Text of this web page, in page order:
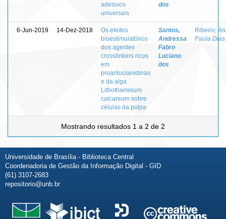
adesivos
universais
dos
6-Jun-2019 14-Dez-2018
Os efeitos
bioestimulatórios
dos agentes
crosslinkers ricos
em
proantocianidinas
e da alga
Lithothamnium
calcareum sobre
células da polpa
Santos,
Andressa
Fabro
Luciano
dos
Ribeiro,
Paula Dias
Mostrando resultados 1 a 2 de 2
Universidade de Brasília - Biblioteca Central
Coordenadoria de Gestão da Informação Digital - GID
(61) 3107-2683
repositorio@unb.br